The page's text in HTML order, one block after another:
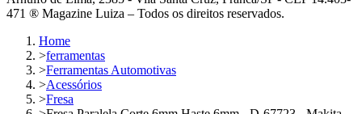
471 ® Magazine Luiza – Todos os direitos reservados.
Home
>ferramentas
>Ferramentas Automotivas
>Acessórios
>Fresa